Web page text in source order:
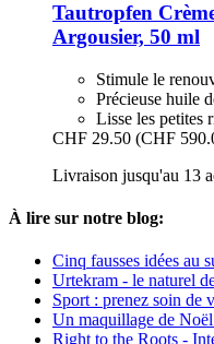
Tautropfen
Argousier, 50 ml
Stimule le
Précieuse huile
Lisse les petites
CHF 29.50 (CHF
Livraison jusqu'au 13
À lire sur notre blog:
Cinq fausses idées au
Urtekram - le naturel
Sport : prenez soin de
Un maquillage de
Right to the Roots -